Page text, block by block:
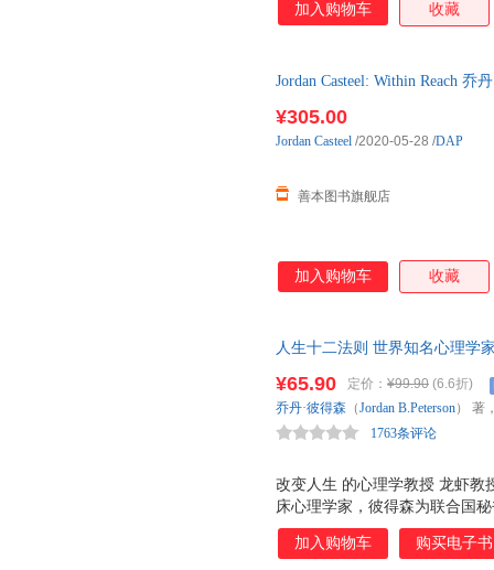
加入购物车 收藏
Jordan Casteel: Within Reach
¥305.00
善本图书旗舰店
Jordan Casteel /2020-05-28 /DAP
加入购物车 收藏
人生十二法则 世界知名心理学
心理学会年度心理学好书。王
鼎力推荐
改变人生 的心理学教授 龙虾教
床心理学家，彼得森为联合国
迫症、焦虑症和感统失调的治
问。他授课、演讲、对谈等视
¥65.90 定价： ¥99.90 (6.6折)
1763条评论
乔丹·彼得森 （Jordan B.Peterson） 著
加入购物车 购买电子书